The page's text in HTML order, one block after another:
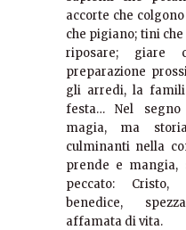
accorte che
che pigiano; tini
riposare; giare
preparazione
gli arredi, la
festa… Nel segno
magia, ma
culminanti nella
prende e mangia,
peccato: Cristo,
benedice,
affamata di vita.